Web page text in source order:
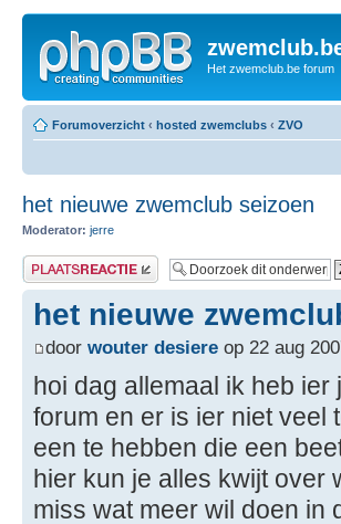
Het zwemclub.be forum
Forumoverzicht ‹ hosted zwemclubs ‹ ZVO
het nieuwe zwemclub seizoen
Moderator: jerre
Plaats een reactie
het nieuwe
door wouter desiere op 22 aug
hoi dag allemaal ik heb
forum en er is ier niet veel
een te hebben die een
hier kun je alles kwijt over
miss wat meer wil doen in